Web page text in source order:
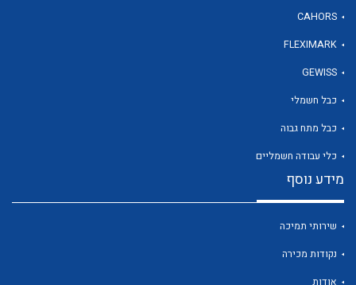
CAHORS
FLEXIMARK
GEWISS
כבל חשמלי
כבל מתח גבוה
כלי עבודה חשמליים
מידע נוסף
שירותי תמיכה
נקודות מכירה
אודות